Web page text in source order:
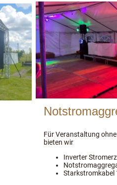
Für Veranstaltung
bieten wir
Inverter
Starkstromkabel